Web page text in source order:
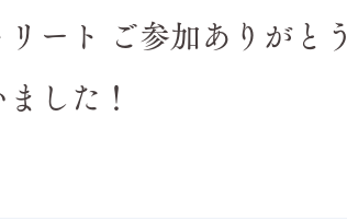
リート ご参加ありがとう
ました！